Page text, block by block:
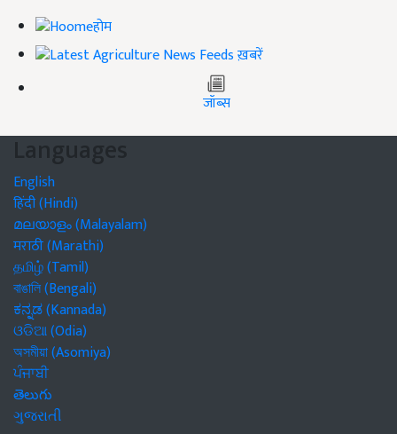
होम
ख़बरें
जॉब्स
Languages
English
हिंदी (Hindi)
മലയാളം (Malayalam)
मराठी (Marathi)
தமிழ் (Tamil)
বাঙালি (Bengali)
ಕನ್ನಡ (Kannada)
ଓଡିଆ (Odia)
অসমীয়া (Asomiya)
ਪੰਜਾਬੀ
తెలుగు
ગુજરાતી